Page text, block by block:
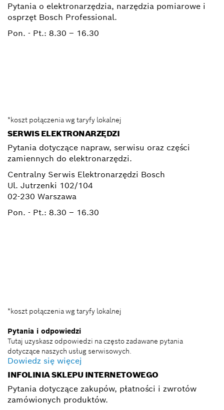
Pytania o elektronarzędzia, narzędzia pomiarowe i
osprzęt Bosch Professional.
Pon. - Pt.: 8.30 – 16.30
*koszt połączenia wg taryfy lokalnej
SERWIS ELEKTRONARZĘDZI
Pytania dotyczące napraw, serwisu oraz części
zamiennych do elektronarzędzi.
Centralny Serwis Elektronarzędzi Bosch
Ul. Jutrzenki 102/104
02-230 Warszawa
Pon. - Pt.: 8.30 – 16.30
*koszt połączenia wg taryfy lokalnej
Pytania i odpowiedzi
Tutaj uzyskasz odpowiedzi na często zadawane pytania
dotyczące naszych usług serwisowych.
Dowiedz się więcej
INFOLINIA SKLEPU INTERNETOWEGO
Pytania dotyczące zakupów, płatności i zwrotów
zamówionych produktów.